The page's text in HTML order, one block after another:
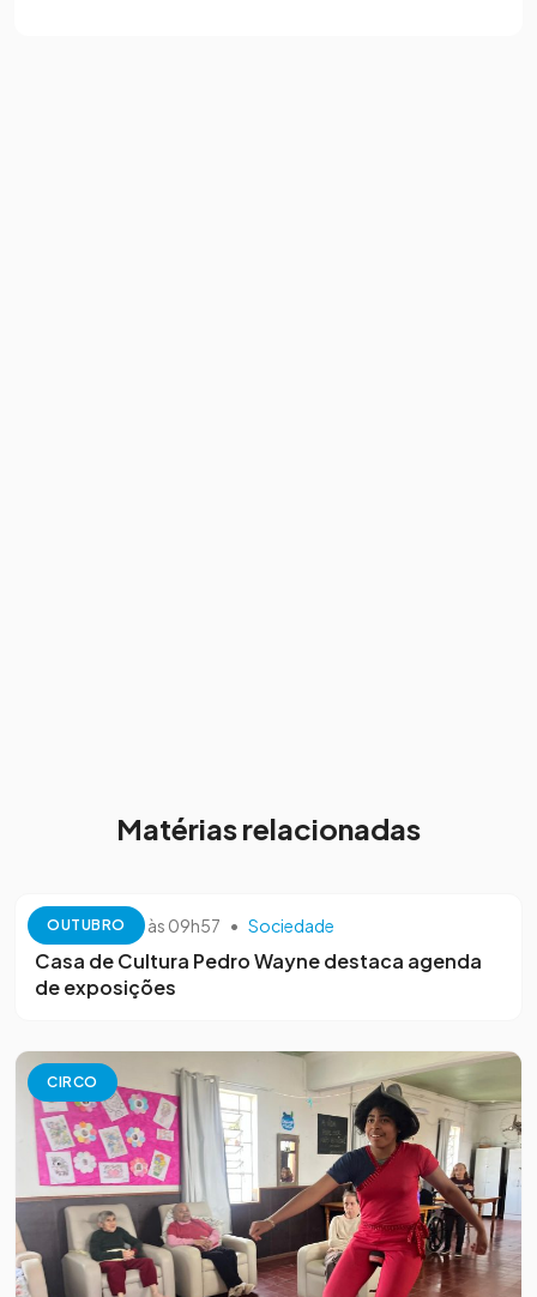
Matérias relacionadas
OUTUBRO
13 de outubro às 09h57 • Sociedade
Casa de Cultura Pedro Wayne destaca agenda
de exposições
CIRCO